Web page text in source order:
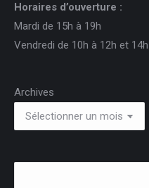
Horaires d’ouverture :
Mardi de 15h à 19h
Vendredi de 10h à 12h et
Archives